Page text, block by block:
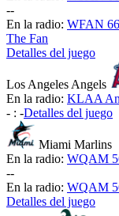
--
En la radio: WFAN
The Fan
Detalles del juego
Los Angeles Angels
En la radio: KLAA
- : -Detalles del juego
Miami Marlins
En la radio: WQAM
--
En la radio: WQAM
Detalles del juego